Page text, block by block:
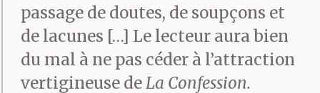
passage de doutes, de soupçons et
de lacunes […] Le lecteur aura bien
du mal à ne pas céder à l’attraction
vertigineuse de La Confession.